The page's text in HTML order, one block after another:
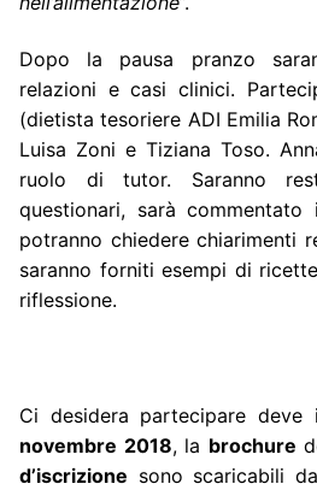
Dopo la pausa pranzo
relazioni e casi clinici.
(dietista tesoriere ADI Emilia
Luisa Zoni e Tiziana Toso.
ruolo di tutor. Saranno
questionari, sarà
potranno chiedere chiarimenti
saranno forniti esempi di
riflessione.
Ci desidera partecipare deve
novembre 2018, la brochure
d’iscrizione sono scaricabili da